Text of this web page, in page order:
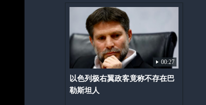
00:27
以色列极右翼政客竟称不存在巴
勒斯坦人